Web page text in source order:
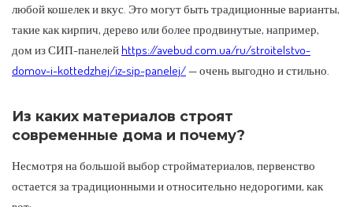
любой кошелек и вкус. Это могут быть традиционные варианты,
такие как кирпич, дерево или более продвинутые, например,
дом из СИП-панелей https://avebud.com.ua/ru/stroitelstvo-
domov-i-kottedzhej/iz-sip-panelej/— очень выгодно и стильно.
Из каких материалов строят
современные дома и почему?
Несмотря на большой выбор стройматериалов, первенство
остается за традиционными и относительно недорогими, как